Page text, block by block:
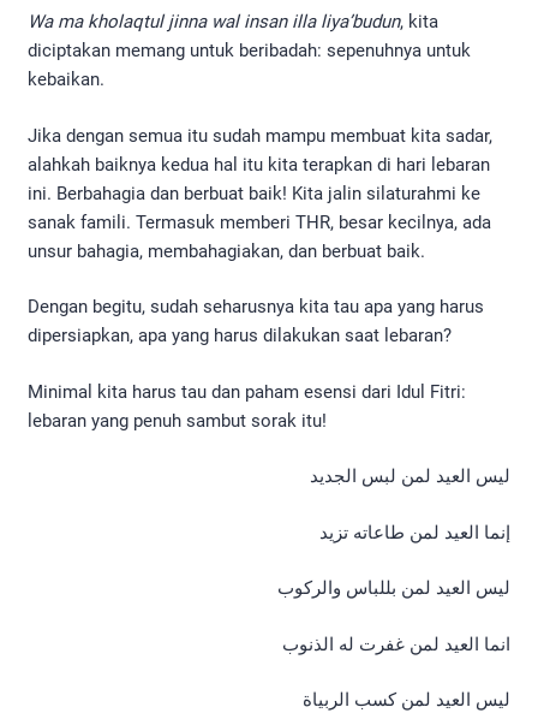
Wa ma kholaqtul jinna wal insan illa liya’budun, kita
diciptakan memang untuk beribadah: sepenuhnya untuk
kebaikan.
Jika dengan semua itu sudah mampu membuat kita sadar,
alahkah baiknya kedua hal itu kita terapkan di hari lebaran
ini. Berbahagia dan berbuat baik! Kita jalin silaturahmi ke
sanak famili. Termasuk memberi THR, besar kecilnya, ada
unsur bahagia, membahagiakan, dan berbuat baik.
Dengan begitu, sudah seharusnya kita tau apa yang harus
dipersiapkan, apa yang harus dilakukan saat lebaran?
Minimal kita harus tau dan paham esensi dari Idul Fitri:
lebaran yang penuh sambut sorak itu!
ليس العيد لمن لبس الجديد
إنما العيد لمن طاعاته تزيد
ليس العيد لمن بللباس والركوب
انما العيد لمن غفرت له الذنوب
ليس العيد لمن كسب الربياة